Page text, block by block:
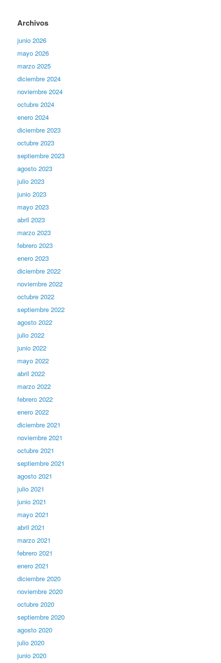
Archivos
junio 2026
mayo 2026
marzo 2025
diciembre 2024
noviembre 2024
octubre 2024
enero 2024
diciembre 2023
octubre 2023
septiembre 2023
agosto 2023
julio 2023
junio 2023
mayo 2023
abril 2023
marzo 2023
febrero 2023
enero 2023
diciembre 2022
noviembre 2022
octubre 2022
septiembre 2022
agosto 2022
julio 2022
junio 2022
mayo 2022
abril 2022
marzo 2022
febrero 2022
enero 2022
diciembre 2021
noviembre 2021
octubre 2021
septiembre 2021
agosto 2021
julio 2021
junio 2021
mayo 2021
abril 2021
marzo 2021
febrero 2021
enero 2021
diciembre 2020
noviembre 2020
octubre 2020
septiembre 2020
agosto 2020
julio 2020
junio 2020